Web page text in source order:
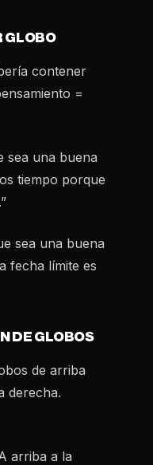
GLOBO
contener
=
sea una buena
tiempo porque
sea una buena
fecha límite es
DE GLOBOS
de arriba
derecha.
arriba a la